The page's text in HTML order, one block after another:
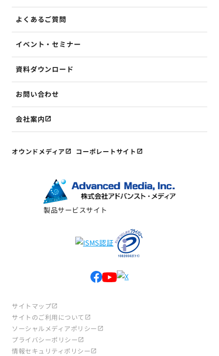
製品サービスサイト
よくあるご質問
イベント・セミナー
資料ダウンロード
お問い合わせ
会社案内
オウンドメディア コーポレートサイト
サイトマップ
サイトのご利用について
ソーシャルメディアポリシー
プライバシーポリシー
情報セキュリティポリシー